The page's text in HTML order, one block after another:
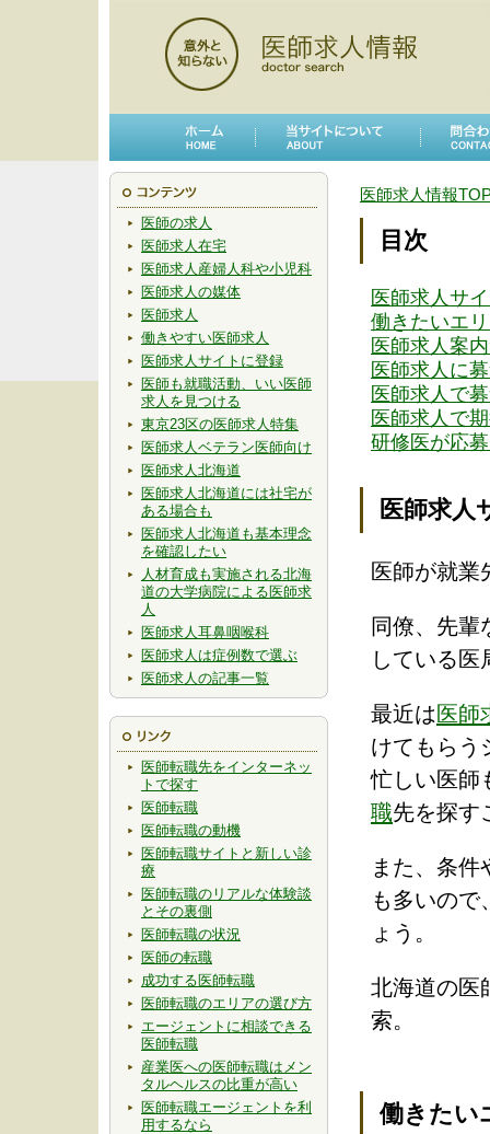
医師の求人
医師求人在宅
医師求人産婦人科や小児科
医師求人の媒体
医師求人
働きやすい医師求人
医師求人サイトに登録
医師も就職活動、いい医師
求人を見つける
東京23区の医師求人特集
医師求人ベテラン医師向け
医師求人北海道
医師求人北海道には社宅が
ある場合も
医師求人北海道も基本理念
を確認したい
人材育成も実施される北海
道の大学病院による医師求
人
医師求人耳鼻咽喉科
医師求人は症例数で選ぶ
医師求人の記事一覧
医師転職先をインターネッ
トで探す
医師転職
医師転職の動機
医師転職サイトと新しい診
療
医師転職のリアルな体験談
とその裏側
医師転職の状況
医師の転職
成功する医師転職
医師転職のエリアの選び方
エージェントに相談できる
医師転職
産業医への医師転職はメン
タルヘルスの比重が高い
医師転職エージェントを利
用するなら
医師求人情報
目次
医師求人サ
働きたいエ
医師求人案
医師求人に
医師求人で
医師求人で
研修医が応
医師求人
医師が就業
同僚、先輩
している医
最近は医師
けてもらう
忙しい医師
職先を探す
また、条
も多いので
ょう。
北海道の医
索。
働きたい